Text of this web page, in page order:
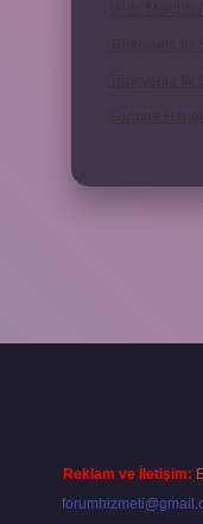
Reklam ve İletişim: